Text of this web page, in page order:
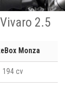
2.5
Monza
194 cv